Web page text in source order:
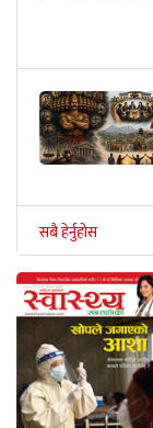
सबै हेर्नुहोस